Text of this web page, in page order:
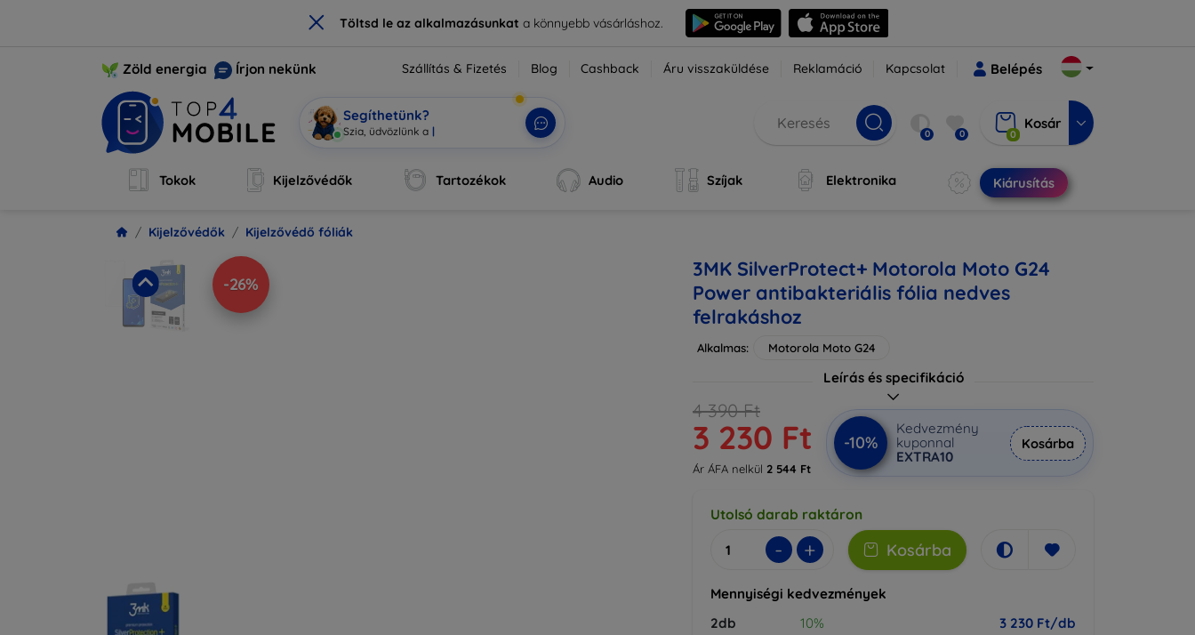
× Töltsd le az alkalmazásunkata könnyebb vásárláshoz.
Zöld energia Írjon nekünk Szállítás & Fizetés Blog Cashback Áru visszaküldése Reklamáció Kapcsolat Belépés
Segíthetünk?
Mobi vagyok,| 0 0 0
Kosár
Tokok Kijelzővédők Tartozékok Audio Szíjak Elektronika Kiárusítás
Kijelzővédők Kijelzővédő fóliák
-26%
3MK SilverProtect+ Motorola Moto G24
Power antibakteriális fólia nedves
felrakáshoz
Alkalmas: Motorola Moto G24
Leírás és specifikáció
4 390 Ft
3 230 Ft
Ár ÁFA nelkül 2 544 Ft
-10%
Kedvezmény
kuponnal
EXTRA10
Kosárba
Utolsó darab raktáron
- + Kosárba
Mennyiségi kedvezmények
2db
10%
3 230 Ft/db